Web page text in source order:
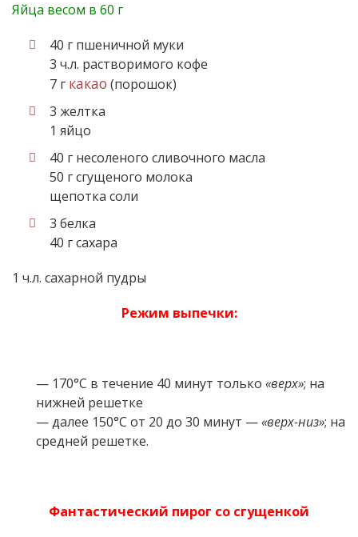
Яйца весом в 60 г
40 г пшеничной муки
3 ч.л. растворимого кофе
7 г какао (порошок)
3 желтка
1 яйцо
40 г несоленого сливочного масла
50 г сгущеного молока
щепотка соли
3 белка
40 г сахара
1 ч.л. сахарной пудры
Режим выпечки:
— 170°С в течение 40 минут только «верх»; на
нижней решетке
— далее 150°С от 20 до 30 минут —«верх-низ»; на
средней решетке.
Фантастический пирог со сгущенкой